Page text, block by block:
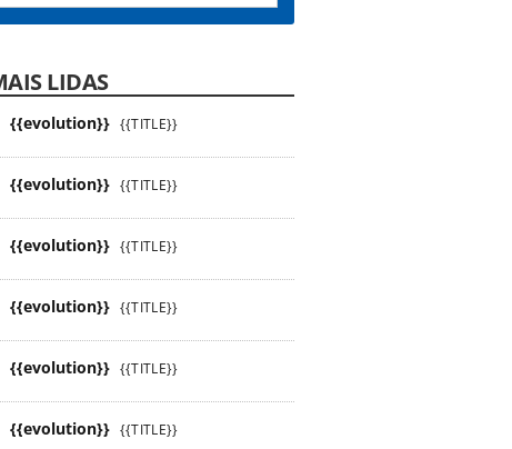
LIDAS
{{evolution}} {{TITLE}}
{{evolution}} {{TITLE}}
{{evolution}} {{TITLE}}
{{evolution}} {{TITLE}}
{{evolution}} {{TITLE}}
{{evolution}} {{TITLE}}